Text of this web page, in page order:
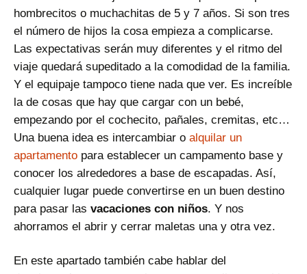
hombrecitos o muchachitas de 5 y 7 años. Si son tres
el número de hijos la cosa empieza a complicarse.
Las expectativas serán muy diferentes y el ritmo del
viaje quedará supeditado a la comodidad de la familia.
Y el equipaje tampoco tiene nada que ver. Es increíble
la de cosas que hay que cargar con un bebé,
empezando por el cochecito, pañales, cremitas, etc…
Una buena idea es intercambiar o alquilar un
apartamento para establecer un campamento base y
conocer los alrededores a base de escapadas. Así,
cualquier lugar puede convertirse en un buen destino
para pasar las vacaciones con niños. Y nos
ahorramos el abrir y cerrar maletas una y otra vez.
En este apartado también cabe hablar del